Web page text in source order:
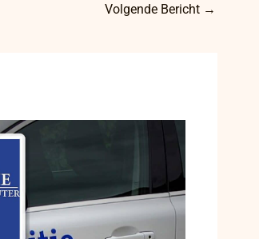
Volgende Bericht →